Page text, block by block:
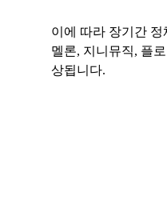
이에 따라 장기간
멜론, 지니뮤직, 플
상됩니다.